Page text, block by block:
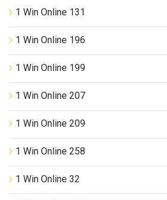
1 Win Online 131
1 Win Online 196
1 Win Online 199
1 Win Online 207
1 Win Online 209
1 Win Online 258
1 Win Online 32